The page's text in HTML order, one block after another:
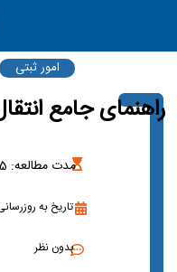
امور ثبتی
راهنمای جامع
مدت مطالعه: 5
تاریخ به روزرسانی: 7 بهمن
بدون نظر